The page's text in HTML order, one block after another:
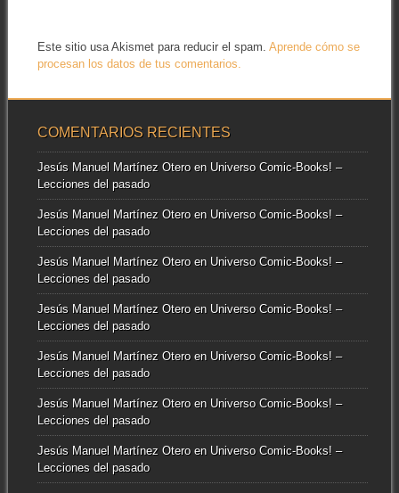
Este sitio usa Akismet para reducir el spam. Aprende cómo se
procesan los datos de tus comentarios.
COMENTARIOS RECIENTES
Jesús Manuel Martínez Oteroen Universo Comic-Books! –
Lecciones del pasado
Jesús Manuel Martínez Oteroen Universo Comic-Books! –
Lecciones del pasado
Jesús Manuel Martínez Oteroen Universo Comic-Books! –
Lecciones del pasado
Jesús Manuel Martínez Oteroen Universo Comic-Books! –
Lecciones del pasado
Jesús Manuel Martínez Oteroen Universo Comic-Books! –
Lecciones del pasado
Jesús Manuel Martínez Oteroen Universo Comic-Books! –
Lecciones del pasado
Jesús Manuel Martínez Oteroen Universo Comic-Books! –
Lecciones del pasado